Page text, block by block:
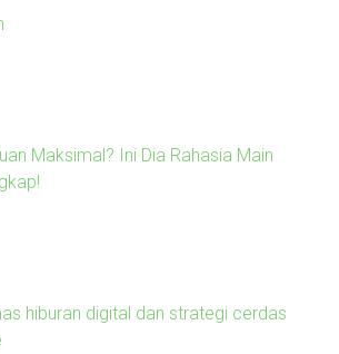
Maksimal? Ini Dia Rahasia Main
hiburan digital dan strategi cerdas